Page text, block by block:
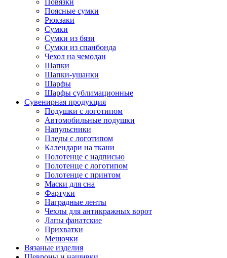
Поясные сумки
Рюкзаки
Сумки
Сумки из бязи
Сумки из спанбонда
Чехол на чемодан
Шапки
Шапки-ушанки
Шарфы
Шарфы сублимационные
Сувенирная продукция
Подушки с логотипом
Автомобильные подушки
Напульсники
Пледы с логотипом
Календари на ткани
Полотенце с надписью
Полотенце с логотипом
Полотенце с принтом
Маски для сна
Фартуки
Наградные ленты
Чехлы для антикражных ворот
Лапы фанатские
Прихватки
Мешочки
Вязаные изделия